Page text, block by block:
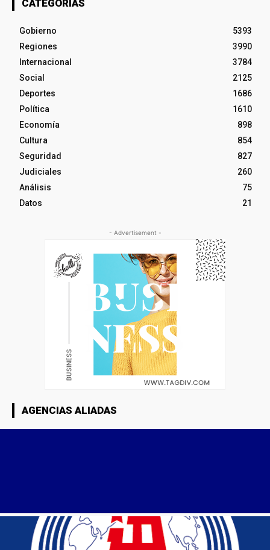
CATEGORÍAS
Gobierno
5393
Regiones
3990
Internacional
3784
Social
2125
Deportes
1686
Política
1610
Economía
898
Cultura
854
Seguridad
827
Judiciales
260
Análisis
75
Datos
21
- Advertisement -
AGENCIAS ALIADAS